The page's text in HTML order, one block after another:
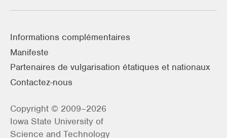
Informations complémentaires
Manifeste
Partenaires de vulgarisation étatiques et nationaux
Contactez-nous
Copyright © 2009–2026
Iowa State University of
Science and Technology